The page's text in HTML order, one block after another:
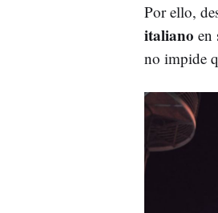
Por ello,
italiano en
no impide